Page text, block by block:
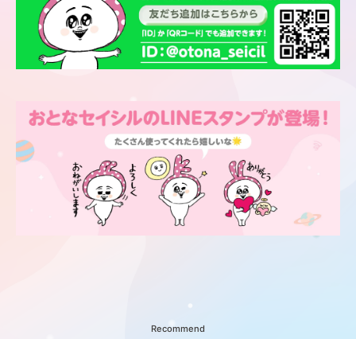
Recommend